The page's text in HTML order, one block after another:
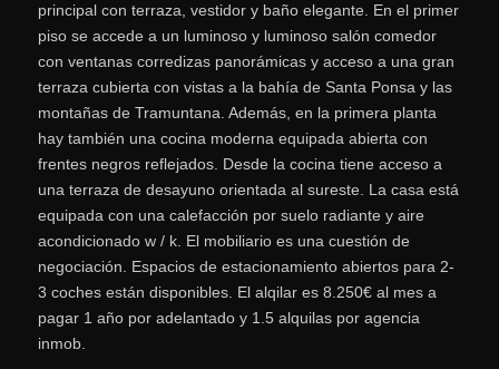
principal con terraza, vestidor y baño elegante. En el primer
piso se accede a un luminoso y luminoso salón comedor
con ventanas corredizas panorámicas y acceso a una gran
terraza cubierta con vistas a la bahía de Santa Ponsa y las
montañas de Tramuntana. Además, en la primera planta
hay también una cocina moderna equipada abierta con
frentes negros reflejados. Desde la cocina tiene acceso a
una terraza de desayuno orientada al sureste. La casa está
equipada con una calefacción por suelo radiante y aire
acondicionado w / k. El mobiliario es una cuestión de
negociación. Espacios de estacionamiento abiertos para 2-
3 coches están disponibles. El alqilar es 8.250€ al mes a
pagar 1 año por adelantado y 1.5 alquilas por agencia
inmob.